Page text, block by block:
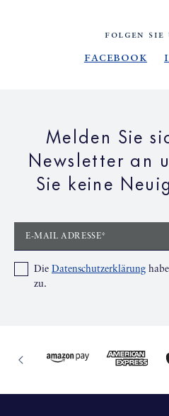
FOLGEN SIE
Facebook
Melden Sie
Newsletter an
Sie keine
E-MAIL ADRESSE*
Die Datenschutzerklärung
zu.